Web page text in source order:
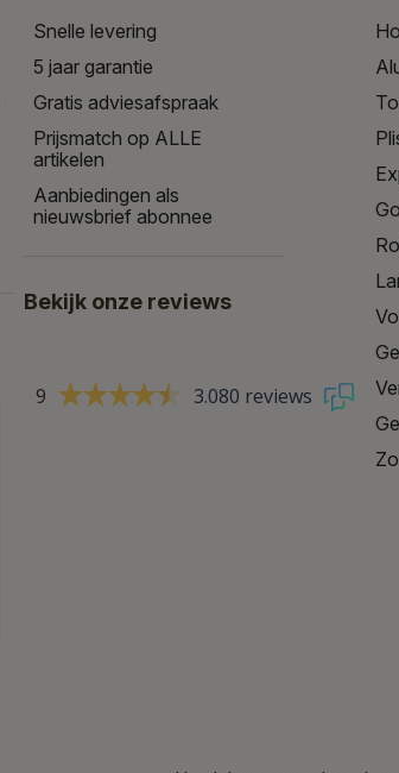
Snelle levering
5 jaar garantie
Gratis adviesafspraak
Prijsmatch op ALLE
artikelen
Aanbiedingen als
nieuwsbrief abonnee
Bekijk onze reviews
9 3.080 reviews